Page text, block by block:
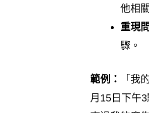
他相
重現
驟。
範例：
「我
月15日下午